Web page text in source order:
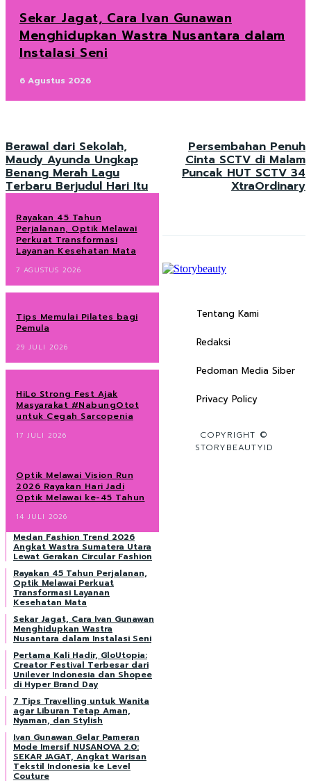
Sekar Jagat, Cara Ivan Gunawan
Menghidupkan Wastra Nusantara dalam
Instalasi Seni
6 Agustus 2026
Berawal dari Sekolah,
Maudy Ayunda Ungkap
Benang Merah Lagu
Terbaru Berjudul Hari Itu
Persembahan Penuh
Cinta SCTV di Malam
Puncak HUT SCTV 34
XtraOrdinary
Rayakan 45 Tahun
Perjalanan, Optik Melawai
Perkuat Transformasi
Layanan Kesehatan Mata
7 AGUSTUS 2026
Tips Memulai Pilates bagi
Pemula
29 JULI 2026
HiLo Strong Fest Ajak
Masyarakat #NabungOtot
untuk Cegah Sarcopenia
17 JULI 2026
Optik Melawai Vision Run
2026 Rayakan Hari Jadi
Optik Melawai ke-45 Tahun
14 JULI 2026
Medan Fashion Trend 2026
Angkat Wastra Sumatera Utara
Lewat Gerakan Circular Fashion
Rayakan 45 Tahun Perjalanan,
Optik Melawai Perkuat
Transformasi Layanan
Kesehatan Mata
Sekar Jagat, Cara Ivan Gunawan
Menghidupkan Wastra
Nusantara dalam Instalasi Seni
Pertama Kali Hadir, GloUtopia:
Creator Festival Terbesar dari
Unilever Indonesia dan Shopee
di Hyper Brand Day
7 Tips Travelling untuk Wanita
agar Liburan Tetap Aman,
Nyaman, dan Stylish
Ivan Gunawan Gelar Pameran
Mode Imersif NUSANOVA 2.0:
SEKAR JAGAT, Angkat Warisan
Tekstil Indonesia ke Level
Couture
Tentang Kami
Redaksi
Pedoman Media Siber
Privacy Policy
COPYRIGHT ©
STORYBEAUTYID